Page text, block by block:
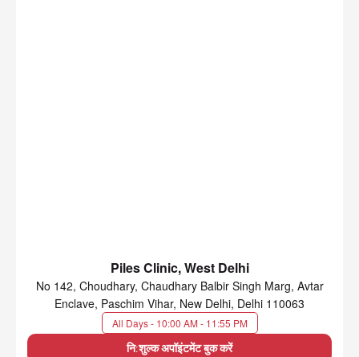
Piles Clinic, West Delhi
No 142, Choudhary, Chaudhary Balbir Singh Marg, Avtar
Enclave, Paschim Vihar, New Delhi, Delhi 110063
All Days - 10:00 AM - 11:55 PM
नि:शुल्क अपॉइंटमेंट बुक करें